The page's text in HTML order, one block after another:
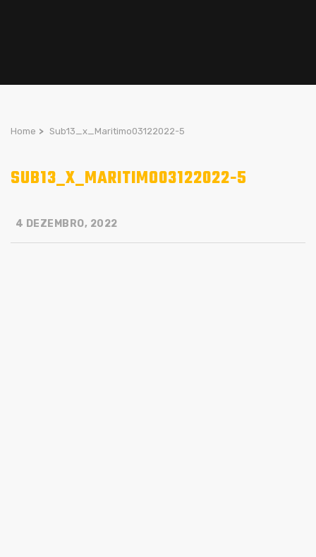
Home > Sub13_x_Maritimo03122022-5
SUB13_X_MARITIMO03122022-5
4 DEZEMBRO, 2022